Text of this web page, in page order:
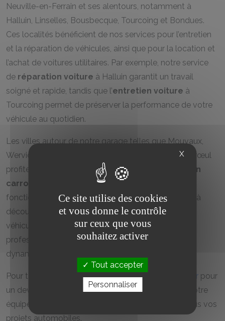
Neuville-en-Ferrain et ses alentours, notamment à
Halluin, Linselles, Bousbecque, Tourcoing et Bondues.
Ces localités bénéficient de nos services pour l’entretien
et la réparation de véhicules, ainsi que pour la location et
l’achat de voitures utilitaires. Par exemple, notre service
de réparation voiture à Halluin garantit un travail
soigné et rapide, tandis que l’entretien voiture à
Tourcoing permet de préserver la performance de votre
véhicule au quotidien.
Les villes autour de notre garage telles que Mouvaux,
Wervicq-Sud, Roubaix, Wasquehal et Marcq-en-Barœul
profitent également de notre expertise en
entretien
carrosserie
, assurant la réparation esthétique et
fonctionnelle de votre véhicule. Nous vous invitons à
découvrir nos solutions complètes de location de
véhicules utilitaires, adaptées aux besoins des
professionnels et particuliers dans tout ce secteur
dynamique.
Pour toute demande, n’hésitez pas ànous contacter pour
un devis personnalisé ou une intervention rapide. Notre
équipe se tient prête à vous accompagner dans tous vos
projets automobiles.
X
Ce site utilise des cookies
et vous donne le contrôle
sur ceux que vous
souhaitez activer
Tout accepter
Personnaliser